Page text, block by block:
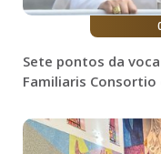
Sete pontos da
Familiaris